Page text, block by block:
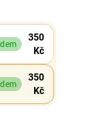
350
Kč
350
Kč